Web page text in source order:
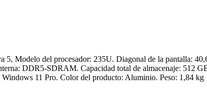
Modelo del procesador: 235U. Diagonal de la pantalla:
DDR5-SDRAM. Capacidad total de almacenaje: 512
11 Pro. Color del producto: Aluminio. Peso: 1,84 kg